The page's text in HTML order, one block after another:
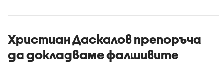
Христиан Даскалов препоръча
да докладваме фалшивите